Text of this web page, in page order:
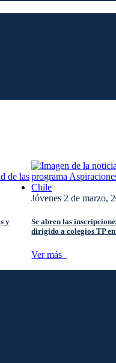
y
Jóvenes 2 de marzo,
Se abren las
dirigido a colegios TP
Ver más